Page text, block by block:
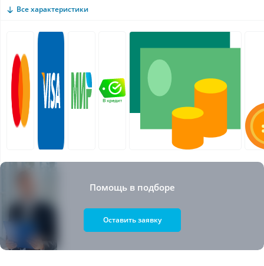
Все характеристики
Помощь в подборе
Оставить заявку